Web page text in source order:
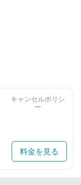
キャンセルポリシ
ー
料金を見る